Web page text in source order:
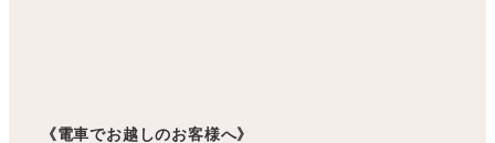
《電車でお越しのお客様へ》